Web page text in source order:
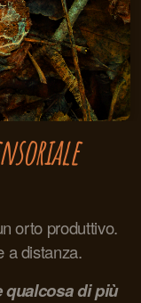
orto produttivo.
a distanza.
di più